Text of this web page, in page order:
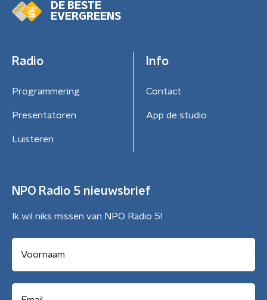
DE BESTE
EVERGREENS
Radio
Programmering
Presentatoren
Luisteren
Info
Contact
App de studio
NPO Radio 5 nieuwsbrief
Ik wil niks missen van NPO Radio 5!